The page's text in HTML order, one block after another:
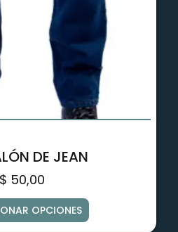
DE JEAN
$ 50,00
OPCIONES